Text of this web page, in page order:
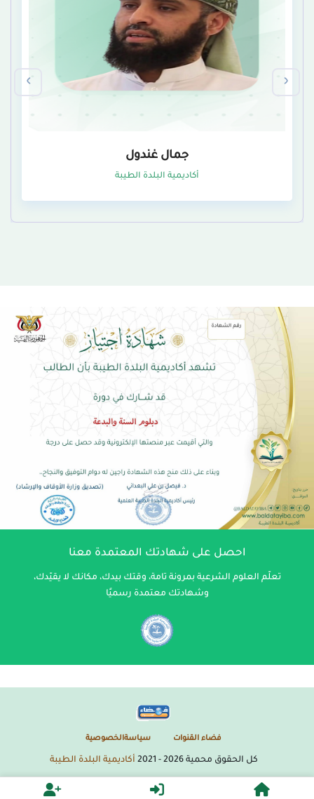
احصل على شهادتك المعتمدة معنا
تعلّم العلوم الشرعية بمرونة تامة، وقتك بيدك، مكانك لا يقيّدك،
وشهادتك معتمدة رسميًا
جمال غندول
أكاديمية البلدة الطيبة
‹ ›
فضاء القنوات سياسةالخصوصية
كل الحقوق محمية2026
- 2021 أكاديمية البلدة الطيبة